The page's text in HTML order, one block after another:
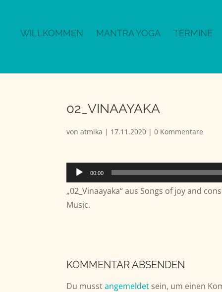
WILLKOMMEN MANTRA YOGA TERMINE
02_VINAAYAKA
vonatmika | 17.11.2020 |0 Kommentare
Audio-
Player
00:00
„02_Vinaayaka“ aus Songs of joy and
Music.
KOMMENTAR ABSENDEN
Du musstangemeldet sein, um einen